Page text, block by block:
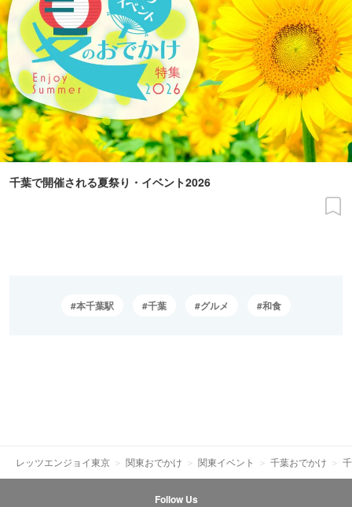
千葉で開催される夏祭り・イベント2026
本千葉駅 千葉 グルメ 和食
レッツエンジョイ東京 関東おでかけ 関東イベント 千葉おでかけ
Follow Us